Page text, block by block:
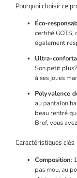
Pourquoi choisir ce
Éco-
certifié GOTS,
également
Ultra-
Son petit
à ses jolies
Polyvalence
au pantalon
beau rentré
Bref, vous
Caractéristiques clés
Composition:
pas mou, au